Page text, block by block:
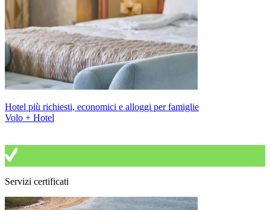
Hotel più richiesti, economici e alloggi per famiglie
Volo + Hotel
Servizi certificati